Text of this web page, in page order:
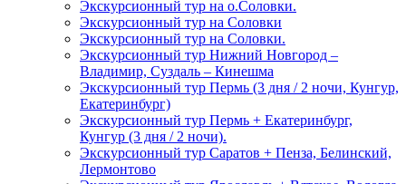
Экскурсионный тур на о.Соловки.
Экскурсионный тур на Соловки
Экскурсионный тур на Соловки.
Экскурсионный тур Нижний Новгород –
Владимир, Суздаль – Кинешма
Экскурсионный тур Пермь (3 дня / 2 ночи, Кунгур,
Екатеринбург)
Экскурсионный тур Пермь + Екатеринбург,
Кунгур (3 дня / 2 ночи).
Экскурсионный тур Саратов + Пенза, Белинский,
Лермонтово